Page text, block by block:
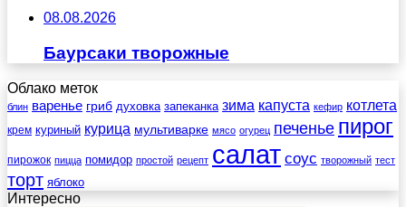
08.08.2026
Баурсаки творожные
Облако меток
блин варенье гриб духовка запеканка зима капуста кефир котлета
крем куриный курица мультиварке мясо огурец печенье пирог
пирожок пицца помидор простой рецепт салат соус творожный тест
торт яблоко
Интересно